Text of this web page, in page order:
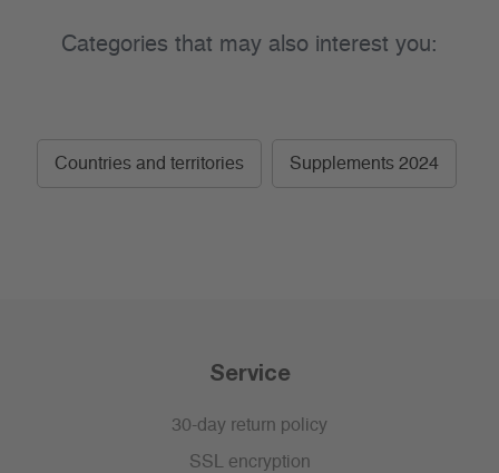
Categories that may also interest you:
Countries and territories Supplements 2024
Service
30-day return policy
SSL encryption